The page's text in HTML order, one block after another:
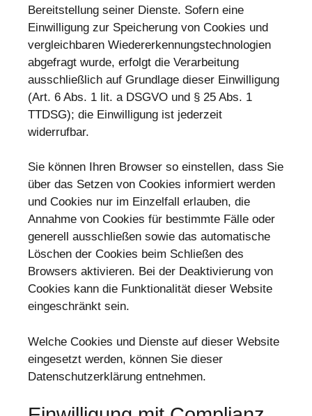
Bereitstellung seiner Dienste. Sofern eine
Einwilligung zur Speicherung von Cookies und
vergleichbaren Wiedererkennungstechnologien
abgefragt wurde, erfolgt die Verarbeitung
ausschließlich auf Grundlage dieser Einwilligung
(Art. 6 Abs. 1 lit. a DSGVO und § 25 Abs. 1
TTDSG); die Einwilligung ist jederzeit
widerrufbar.
Sie können Ihren Browser so einstellen, dass Sie
über das Setzen von Cookies informiert werden
und Cookies nur im Einzelfall erlauben, die
Annahme von Cookies für bestimmte Fälle oder
generell ausschließen sowie das automatische
Löschen der Cookies beim Schließen des
Browsers aktivieren. Bei der Deaktivierung von
Cookies kann die Funktionalität dieser Website
eingeschränkt sein.
Welche Cookies und Dienste auf dieser Website
eingesetzt werden, können Sie dieser
Datenschutzerklärung entnehmen.